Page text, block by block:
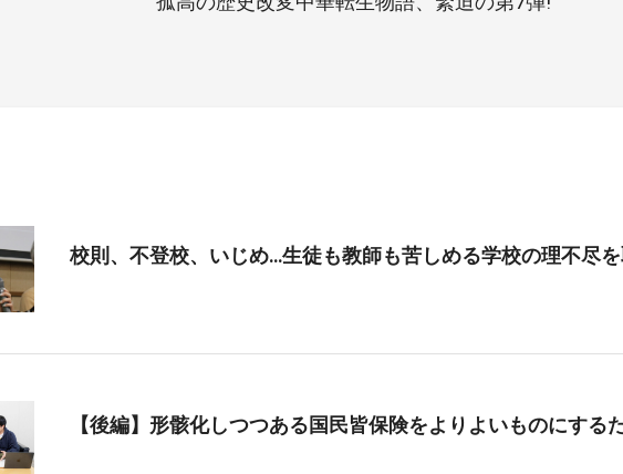
校則、不登校、いじめ…生徒も教師も苦しめる学校の理不尽
【後編】形骸化しつつある国民皆保険をよりよいものにする